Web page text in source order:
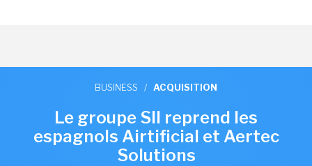
BUSINESS / ACQUISITION
Le groupe SII reprend les
espagnols Airtificial et Aertec
Solutions